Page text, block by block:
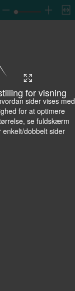
for visning
sider vises med
for at optimere
se fuldskærm
enkelt/dobbelt sider